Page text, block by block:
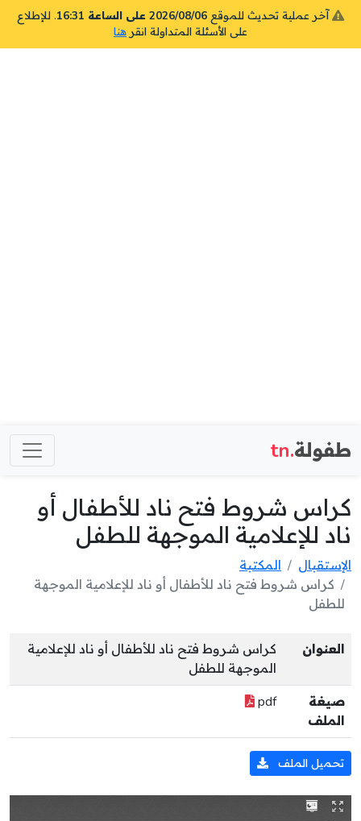
آخر عملية تحديث للموقع 2026/08/06 على الساعة 16:31
. للإطلاع
على الأسئلة المتداولة انقر هنا
طفولة.tn
كراس شروط فتح ناد للأطفال أو
ناد للإعلامية الموجهة للطفل
الإستقبال
المكتبة
كراس شروط فتح ناد للأطفال أو ناد للإعلامية الموجهة
للطفل
العنوان
كراس شروط فتح ناد للأطفال أو ناد للإعلامية
الموجهة للطفل
صيغة
الملف
pdf
تحميل الملف